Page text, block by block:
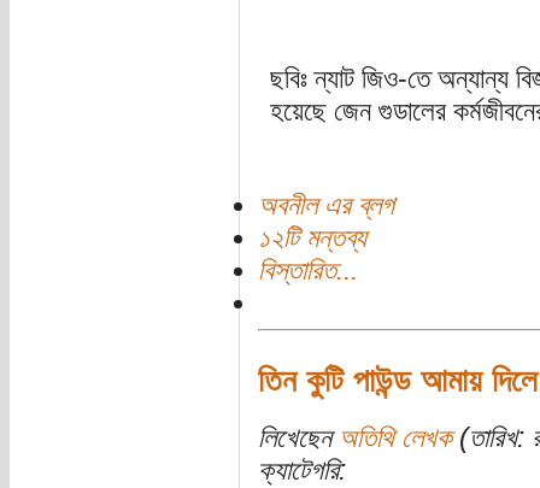
ছবিঃ ন্যাট জিও-তে অন্যান্য
হয়েছে জেন গুডালের
অবনীল এর ব্লগ
১২টি মন্তব্য
বিস্তারিত...
তিন কুটি পাউন্ড আমায় দিলে
লিখেছেন অতিথি লেখক(তারিখ:
ক্যাটেগরি: